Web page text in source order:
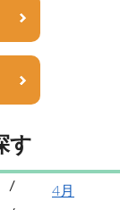
す
4月